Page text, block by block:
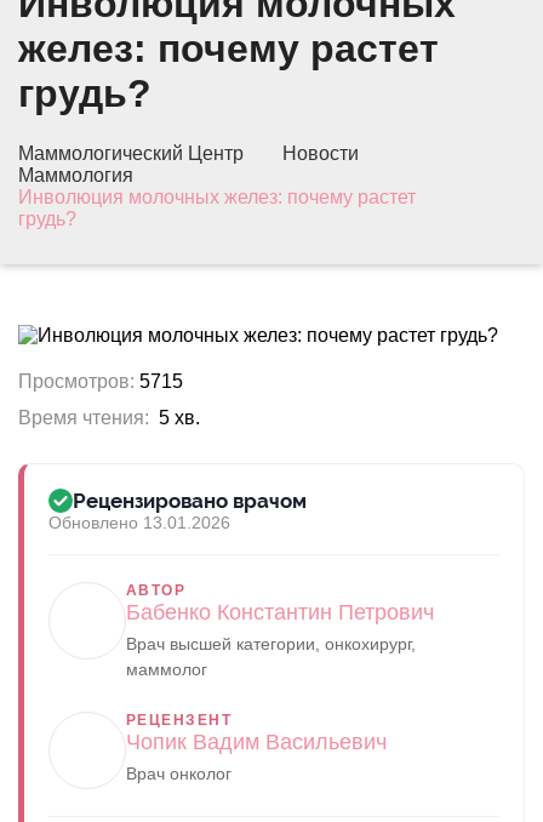
желез: почему растет
грудь?
Маммологический Центр
Новости
Маммология
Инволюция молочных желез: почему растет
грудь?
Просмотров: 5715
Время чтения: 5 хв.
Рецензировано врачом
Обновлено 13.01.2026
АВТОР
Бабенко Константин Петрович
Врач высшей категории, онкохирург,
маммолог
РЕЦЕНЗЕНТ
Чопик Вадим Васильевич
Врач онколог